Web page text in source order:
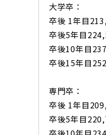
大学卒：
卒後 1年目
卒後5年目
卒後10年目
卒後15年目
専門卒：
卒後 1年目
卒後5年目